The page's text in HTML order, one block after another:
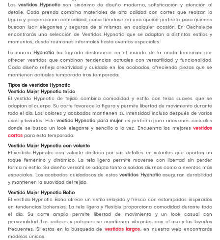
Los vestidos Hypnotic son sinónimo de diseño moderno, sofisticación y atención al
detalle. Cada prenda combina materiales de alta calidad con cortes que realzan la
figura y proporcionan comodidad, convirtiéndose en una opción perfecta para quienes
buscan lucir elegantes y seguras de sí mismas en cualquier ocasión. En Oechsle.pe
encontrarás una selección de Vestidos Hypnotic que se adaptan a distintos estilos y
momentos, desde reuniones informales hasta eventos especiales.
La marca Hypnotic ha logrado destacarse en el mundo de la moda femenina por
ofrecer vestidos que combinan tendencias actuales con versatilidad y funcionalidad.
Cada diseño refleja creatividad y cuidado en los acabados, ofreciendo piezas que se
mantienen actuales temporada tras temporada.
Tipos de vestidos Hypnotic
Vestido Mujer Hypnotic tejido
El vestido Hypnotic de tejido combina comodidad y estilo con telas suaves que se
adaptan al cuerpo. Su corte favorece la figura y permite libertad de movimiento durante
todo el día. Los colores y acabados mantienen su intensidad incluso después de varios
usos y lavadas. Este vestido Hypnotic para mujer es perfecto para ocasiones casuales
donde se busca un look elegante y sencillo a la vez. Encuentra los mejores vestidos
cortos para esta temporada.
Vestido Mujer Hypnotic con volante
El vestido Hypnotic con volante destaca por sus detalles en volantes que aportan un
toque femenino y dinámico. La tela ligera permite moverse con libertad sin perder
forma ni estilo. Su diseño versátil se adapta tanto a salidas diurnas como a eventos más
especiales. Los acabados cuidadosos de estos vestidos Hypnotic aseguran durabilidad
y mantienen la suavidad del tejido.
Vestido Mujer Hypnotic Boho
El vestido Hypnotic Boho ofrece un estilo relajado y fresco con estampados inspirados
en tendencias bohemias. La tela ligera y flexible proporciona comodidad durante todo
el día. Su corte amplio permite libertad de movimiento y un look casual con
personalidad. Los colores y patrones se mantienen vibrantes con el uso y las lavadas
frecuentes. Si estás en la búsqueda de vestidos largos, en nuestra web encontrarás
modelos únicos.